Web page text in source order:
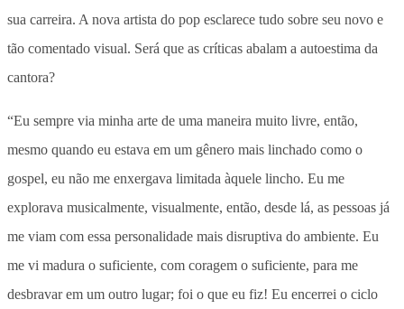
sua carreira. A nova artista do pop esclarece tudo sobre seu novo e
tão comentado visual. Será que as críticas abalam a autoestima da
cantora?
“Eu sempre via minha arte de uma maneira muito livre, então,
mesmo quando eu estava em um gênero mais linchado como o
gospel, eu não me enxergava limitada àquele lincho. Eu me
explorava musicalmente, visualmente, então, desde lá, as pessoas já
me viam com essa personalidade mais disruptiva do ambiente. Eu
me vi madura o suficiente, com coragem o suficiente, para me
desbravar em um outro lugar; foi o que eu fiz! Eu encerrei o ciclo